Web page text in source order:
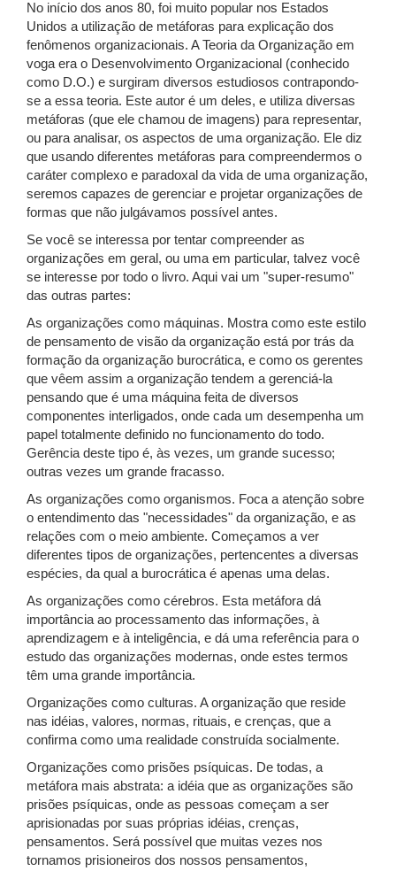
No início dos anos 80, foi muito popular nos Estados
Unidos a utilização de metáforas para explicação dos
fenômenos organizacionais. A Teoria da Organização em
voga era o Desenvolvimento Organizacional (conhecido
como D.O.) e surgiram diversos estudiosos contrapondo-
se a essa teoria. Este autor é um deles, e utiliza diversas
metáforas (que ele chamou de imagens) para representar,
ou para analisar, os aspectos de uma organização. Ele diz
que usando diferentes metáforas para compreendermos o
caráter complexo e paradoxal da vida de uma organização,
seremos capazes de gerenciar e projetar organizações de
formas que não julgávamos possível antes.
Se você se interessa por tentar compreender as
organizações em geral, ou uma em particular, talvez você
se interesse por todo o livro. Aqui vai um "super-resumo"
das outras partes:
As organizações como máquinas. Mostra como este estilo
de pensamento de visão da organização está por trás da
formação da organização burocrática, e como os gerentes
que vêem assim a organização tendem a gerenciá-la
pensando que é uma máquina feita de diversos
componentes interligados, onde cada um desempenha um
papel totalmente definido no funcionamento do todo.
Gerência deste tipo é, às vezes, um grande sucesso;
outras vezes um grande fracasso.
As organizações como organismos. Foca a atenção sobre
o entendimento das "necessidades" da organização, e as
relações com o meio ambiente. Começamos a ver
diferentes tipos de organizações, pertencentes a diversas
espécies, da qual a burocrática é apenas uma delas.
As organizações como cérebros. Esta metáfora dá
importância ao processamento das informações, à
aprendizagem e à inteligência, e dá uma referência para o
estudo das organizações modernas, onde estes termos
têm uma grande importância.
Organizações como culturas. A organização que reside
nas idéias, valores, normas, rituais, e crenças, que a
confirma como uma realidade construída socialmente.
Organizações como prisões psíquicas. De todas, a
metáfora mais abstrata: a idéia que as organizações são
prisões psíquicas, onde as pessoas começam a ser
aprisionadas por suas próprias idéias, crenças,
pensamentos. Será possível que muitas vezes nos
tornamos prisioneiros dos nossos pensamentos,